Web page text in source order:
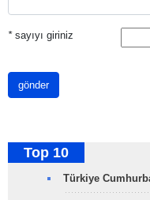
*sayıyı giriniz
gönder
Top 10
Türkiye